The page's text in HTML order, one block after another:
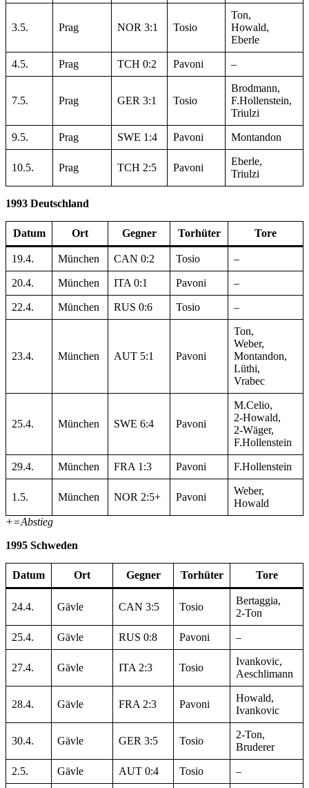
3.5. Prag NOR 3:1 Tosio
Ton,
Howald,
Eberle
4.5. Prag TCH 0:2 Pavoni –
7.5. Prag GER 3:1 Tosio
Brodmann,
F.Hollenstein,
Triulzi
9.5. Prag SWE 1:4 Pavoni Montandon
10.5. Prag TCH 2:5 Pavoni
Eberle,
Triulzi
1993 Deutschland
Datum Ort Gegner Torhüter Tore
19.4. München CAN 0:2 Tosio –
20.4. München ITA 0:1 Pavoni –
22.4. München RUS 0:6 Tosio –
23.4. München AUT 5:1 Pavoni
Ton,
Weber,
Montandon,
Lüthi,
Vrabec
25.4. München SWE 6:4 Pavoni
M.Celio,
2-Howald,
2-Wäger,
F.Hollenstein
29.4. München FRA 1:3 Pavoni F.Hollenstein
1.5. München NOR 2:5+ Pavoni
Weber,
Howald
+=Abstieg
1995 Schweden
Datum Ort Gegner Torhüter Tore
24.4. Gävle CAN 3:5 Tosio
Bertaggia,
2-Ton
25.4. Gävle RUS 0:8 Pavoni –
27.4. Gävle ITA 2:3 Tosio
Ivankovic,
Aeschlimann
28.4. Gävle FRA 2:3 Pavoni
Howald,
Ivankovic
30.4. Gävle GER 3:5 Tosio
2-Ton,
Bruderer
2.5. Gävle AUT 0:4 Tosio –